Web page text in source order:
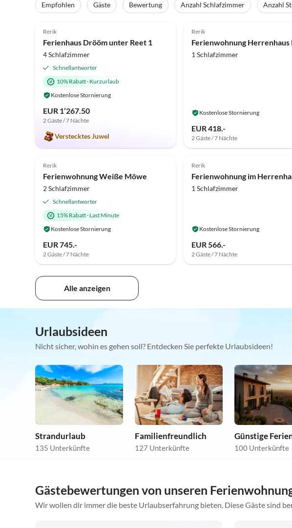
Empfohlen Gäste Bewertung Anzahl Schlafzimmer Anzahl
Strandurlaub
Top-Inserat
Rerik
Ferienhaus Drööm unter Reet 1
4 Schlafzimmer
Schnellantworter
10% Rabatt· Kurzurlaub
Kostenlose Stornierung
EUR 1’267.50
2 Gäste / 7 Nächte
Verstecktes Juwel
Rerik
1 Schlafzimmer
Kostenlose Stornierung
EUR 418.-
2 Gäste / 7 Nächte
Top-Inserat
4.9 (8)
Rerik
Ferienwohnung Weiße Möwe
2 Schlafzimmer
Schnellantworter
15% Rabatt· Last Minute
Kostenlose Stornierung
EUR 745.-
2 Gäste / 7 Nächte
Rerik
1 Schlafzimmer
Kostenlose Stornierung
EUR 566.-
2 Gäste / 7 Nächte
Alle anzeigen
Urlaubsideen
Nicht sicher, wohin es gehen soll? Entdecken Sie perfekte Urlaubsideen!
Strandurlaub
135 Unterkünfte
Familienfreundlich
127 Unterkünfte 100 Unterkünfte
Gästebewertungen von unseren
Wir wollen dir immer die beste Urlaubserfahrung bieten. Diese Gäste sind